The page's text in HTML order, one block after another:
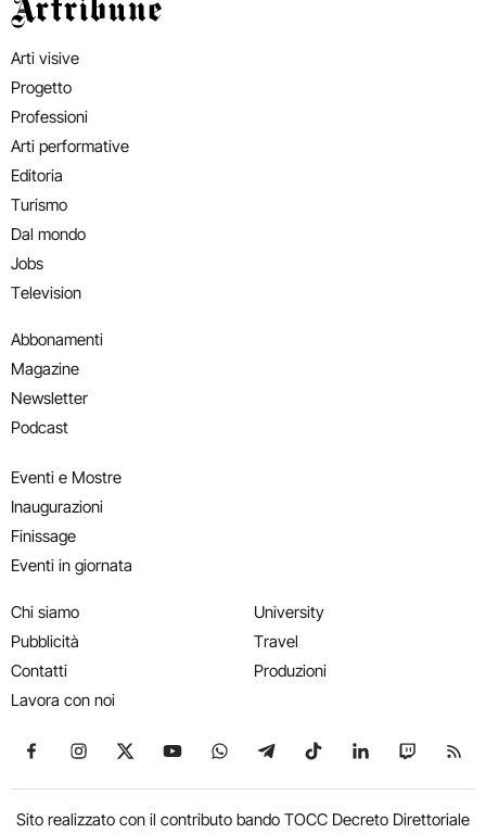
Artribune
Arti visive
Progetto
Professioni
Arti performative
Editoria
Turismo
Dal mondo
Jobs
Television
Abbonamenti
Magazine
Newsletter
Podcast
Eventi e Mostre
Inaugurazioni
Finissage
Eventi in giornata
Chi siamo
Pubblicità
Contatti
Lavora con noi
University
Travel
Produzioni
Seguici su Facebook
Seguici su Instagram
Seguici su X
Seguici su YouTube
Seguici su WhatsApp
Seguici su Telegram
Seguici su TikTok
Seguici su
Seguici
Sito realizzato con il contributo bando TOCC Decreto Direttoriale